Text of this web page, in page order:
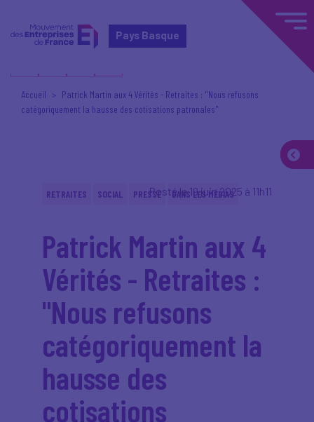
Pays Basque
Accueil
Patrick Martin aux 4 Vérités - Retraites : "Nous refusons
catégoriquement la hausse des cotisations patronales"
Posté le 19 juin 2025 à 11h11
RETRAITES SOCIAL PRESSE DANS LES MÉDIAS
Patrick Martin aux 4
Vérités - Retraites :
"Nous refusons
catégoriquement la
hausse des
cotisations